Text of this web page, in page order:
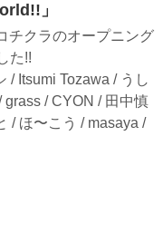
」
チクラのオープニング
た!!
/ Itsumi Tozawa / うし
grass / CYON / 田中慎
/ ほ〜こう / masaya /